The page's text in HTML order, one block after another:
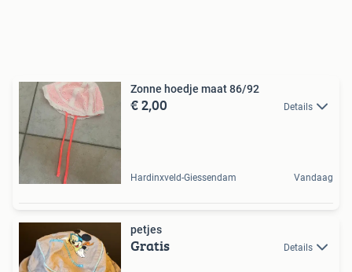
Zonne hoedje maat 86/92
€ 2,00 Details
Hardinxveld-Giessendam Vandaag
petjes
Gratis Details